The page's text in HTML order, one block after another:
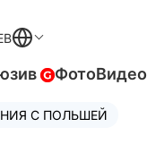
ФотоВидео
С ПОЛЬШЕЙ